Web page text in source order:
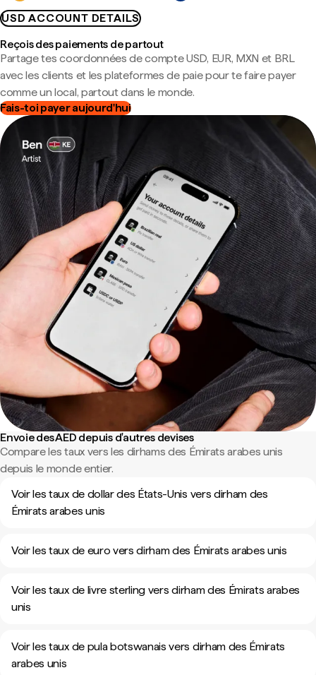
USD ACCOUNT DETAILS
Reçois des paiements de partout
Partage tes coordonnées de compte USD, EUR, MXN et BRL
avec les clients et les plateformes de paie pour te faire payer
comme un local, partout dans le monde.
Fais-toi payer aujourd'hui
Envoie des AED depuis d'autres devises
Compare les taux vers les dirhams des Émirats arabes unis
depuis le monde entier.
Voir les taux de dollar des États-Unis vers dirham des
Émirats arabes unis
Voir les taux de euro vers dirham des Émirats arabes unis
Voir les taux de livre sterling vers dirham des Émirats arabes
unis
Voir les taux de pula botswanais vers dirham des Émirats
arabes unis